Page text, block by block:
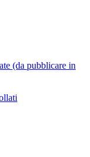
(da pubblicare in